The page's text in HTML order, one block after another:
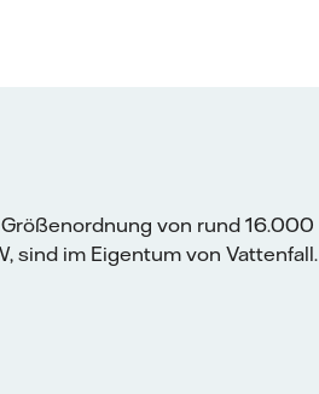
von rund 16.000
sind im Eigentum von Vattenfall.